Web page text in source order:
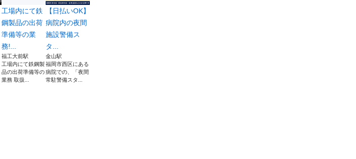
工場内にて鉄
鋼製品の出荷
準備等の業
務!...
福工大前駅
工場内にて鉄鋼製
品の出荷準備等の
業務 取扱...
【日払いOK】
病院内の夜間
施設警備ス
タ...
金山駅
福岡市西区にある
病院での、「夜間
常駐警備スタ...